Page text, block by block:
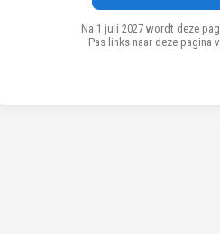
Na 1 juli 2027 wordt deze
Pas links naar deze pagina